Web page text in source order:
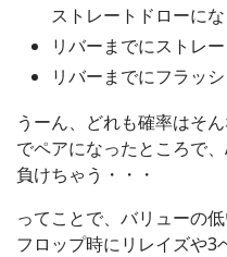
ストレートドローに
リバーまでにストレ
リバーまでにフラッ
うーん、どれも確率はそ
でペアになったところで
負けちゃう・・・
ってことで、バリューの
フロップ時にリレイズや3